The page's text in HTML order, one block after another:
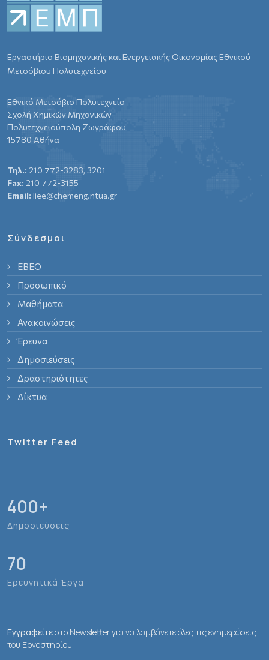
Εργαστήριο Βιομηχανικής και Ενεργειακής Οικονομίας Εθνικού
Μετσόβιου Πολυτεχνείου
Εθνικό Μετσόβιο Πολυτεχνείο
Σχολή Χημικών Μηχανικών
Πολυτεχνειούπολη Ζωγράφου
15780 Αθήνα
Τηλ.: 210 772-3283, 3201
Fax: 210 772-3155
Email: liee@chemeng.ntua.gr
Σύνδεσμοι
ΕΒΕΟ
Προσωπικό
Μαθήματα
Ανακοινώσεις
Έρευνα
Δημοσιεύσεις
Δραστηριότητες
Δίκτυα
Twitter Feed
400+
Δημοσιεύσεις
70
Ερευνητικά Έργα
Εγγραφείτεστο Newsletter για να λαμβάνετε όλες τις ενημερώσεις
του Εργαστηρίου: